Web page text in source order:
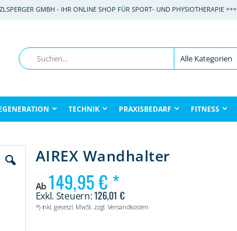
GMBH - IHR ONLINE SHOP FÜR SPORT- UND PHYSIOTHERAPIE +++
Suche
TECHNIK PRAXISBEDARF FITNESS
AIREX Wandhalter
Ab 149,95 €
126,01 €
*) inkl. gesetzl. MwSt. zzgl. Versandkosten